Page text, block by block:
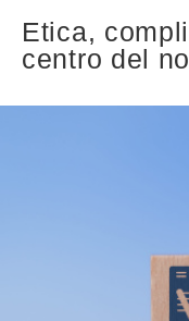
Etica,
centro del